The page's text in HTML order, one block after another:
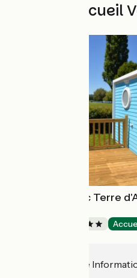
Weitere Accueil
Camping du Lac Terre
Haben Sie eine